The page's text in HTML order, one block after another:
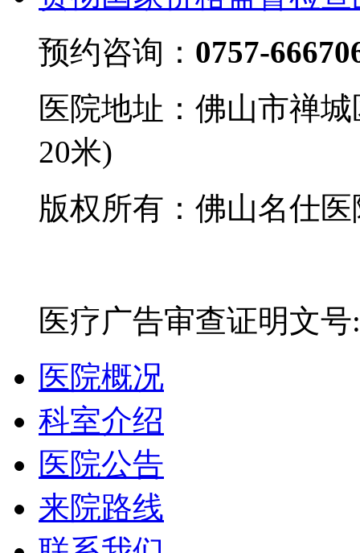
预约咨询： 0757-
医院地址：佛山市禅
20米)
版权所有：佛山名仕
医疗广告审查证明文
医院概况
科室介绍
医院公告
来院路线